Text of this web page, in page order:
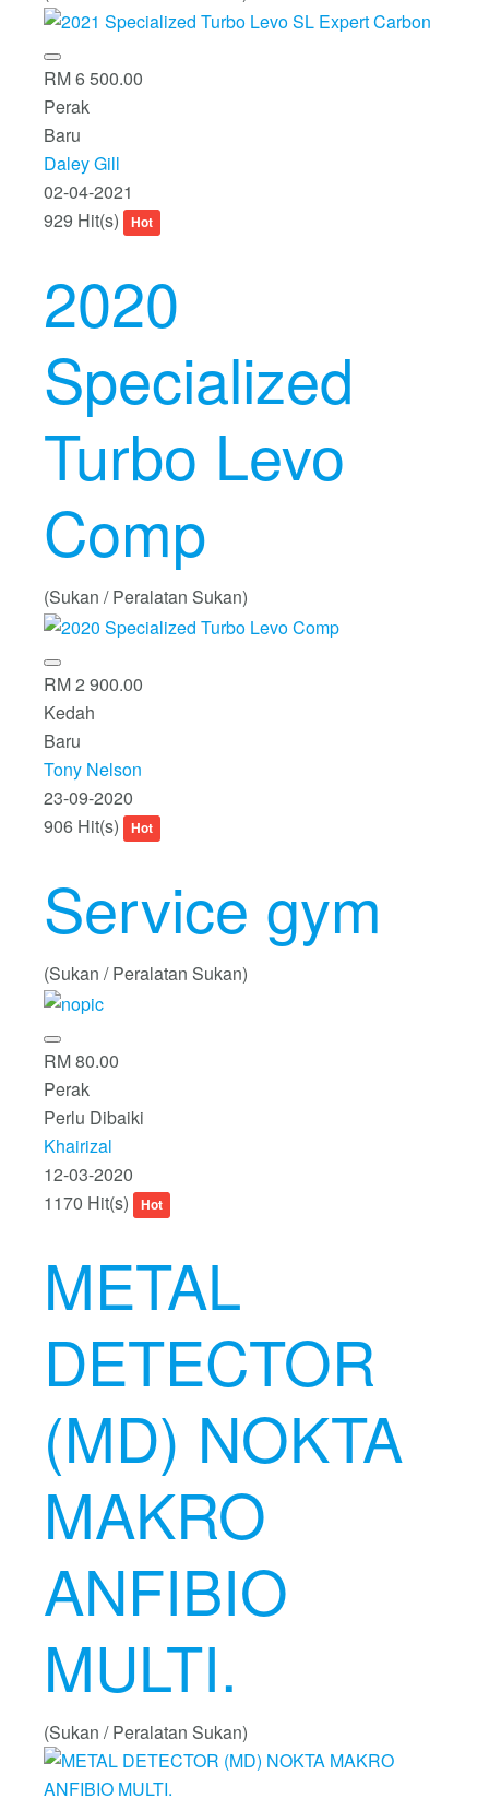
RM 6 500.00
Perak
Baru
Daley Gill
02-04-2021
929 Hit(s)
Hot
2020
Specialized
Turbo Levo
Comp
(Sukan / Peralatan Sukan)
RM 2 900.00
Kedah
Baru
Tony Nelson
23-09-2020
906 Hit(s)
Hot
Service gym
(Sukan / Peralatan Sukan)
RM 80.00
Perak
Perlu Dibaiki
Khairizal
12-03-2020
1170 Hit(s)
Hot
METAL
DETECTOR
(MD) NOKTA
MAKRO
ANFIBIO
MULTI.
(Sukan / Peralatan Sukan)